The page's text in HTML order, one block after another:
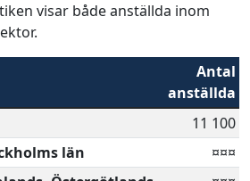
visar både anställda inom
Antal
anställda
11 100
län
¤¤¤